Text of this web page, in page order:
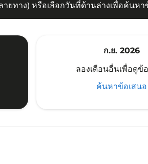
ยทาง) หรือเลือกวันที่ด้านล่างเพื่อค้นหา
ก.ย. 2026
ลองเดือนอื่นเพื่อดูข้
ค้นหาข้อเสนอ